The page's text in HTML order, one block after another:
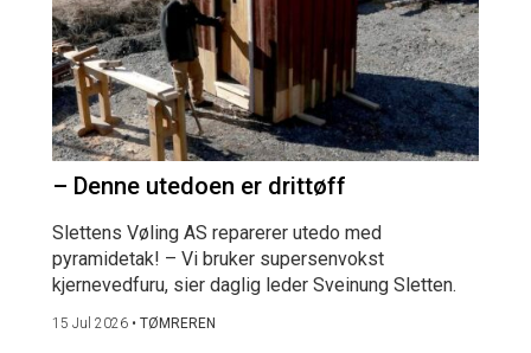
– Denne utedoen er drittøff
Slettens Vøling AS reparerer utedo med
pyramidetak! – Vi bruker supersenvokst
kjernevedfuru, sier daglig leder Sveinung Sletten.
15 Jul 2026 • TØMREREN